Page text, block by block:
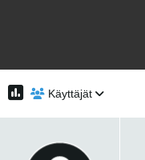
Käyttäjät